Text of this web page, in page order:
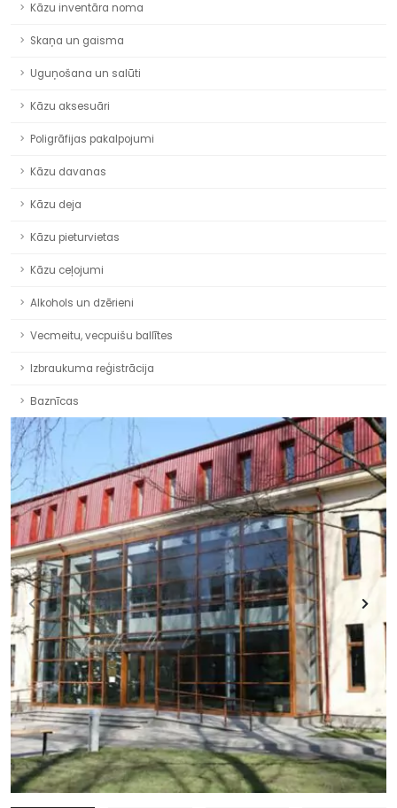
Kāzu inventāra noma
Skaņa un gaisma
Uguņošana un salūti
Kāzu aksesuāri
Poligrāfijas pakalpojumi
Kāzu davanas
Kāzu deja
Kāzu pieturvietas
Kāzu ceļojumi
Alkohols un dzērieni
Vecmeitu, vecpuišu ballītes
Izbraukuma reģistrācija
Baznīcas